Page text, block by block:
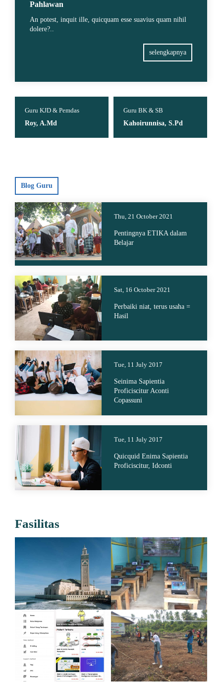
Pahlawan
An potest, inquit ille, quicquam esse suavius quam nihil
dolere?..
selengkapnya
Guru KJD & Pemdas
Roy, A.Md
Guru BK & SB
Kahoirunnisa, S.Pd
Blog Guru
Thu, 21 October 2021
Pentingnya ETIKA dalam
Belajar
Sat, 16 October 2021
Perbaiki niat, terus usaha =
Hasil
Tue, 11 July 2017
Seinima Sapientia
Proficiscitur Aconti
Copassuni
Tue, 11 July 2017
Quicquid Enima Sapientia
Proficiscitur, Idconti
Fasilitas